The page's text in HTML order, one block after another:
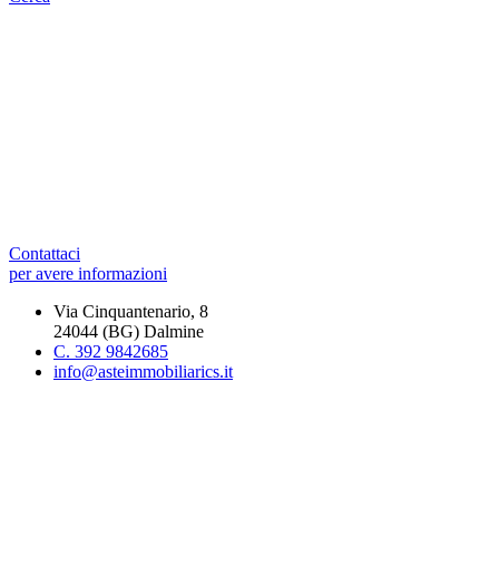
Contattaci
per avere informazioni
Via Cinquantenario, 8
24044 (BG) Dalmine
C. 392 9842685
info@asteimmobiliarics.it